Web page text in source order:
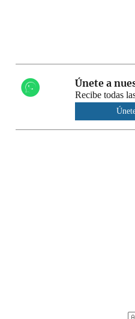
Únete a
Recibe todas